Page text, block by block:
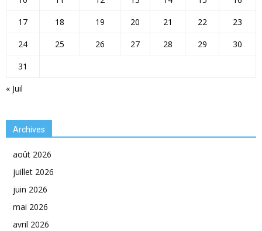
« Juil
17
18 19 20 21 22
23
24
25 26 27 28 29
30
31
Archives
août 2026
juillet 2026
juin 2026
mai 2026
avril 2026